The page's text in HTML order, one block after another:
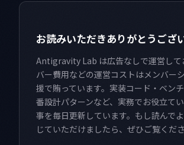
お読みいただきありがとうござ
Antigravity Lab は広告なしで運営して
バー費用などの運営コストはメンバー
援で賄っています。実装コード・ベン
番設計パターンなど、実務でお役立て
事を毎日更新しています。もし読んで
じていただけましたら、ぜひご覧くださ